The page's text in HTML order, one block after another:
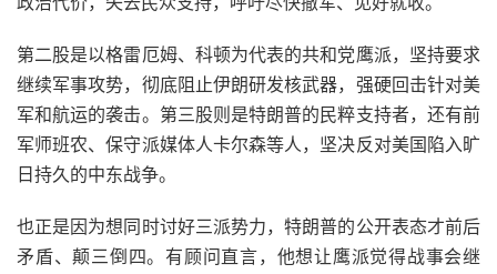
第二股是以格雷厄姆、科顿为代表的共和党鹰派，坚持要求
继续军事攻势，彻底阻止伊朗研发核武器，强硬回击针对美
军和航运的袭击。第三股则是特朗普的民粹支持者，还有前
军师班农、保守派媒体人卡尔森等人，坚决反对美国陷入旷
日持久的中东战争。
也正是因为想同时讨好三派势力，特朗普的公开表态才前后
矛盾、颠三倒四。有顾问直言，他想让鹰派觉得战事会继